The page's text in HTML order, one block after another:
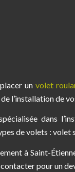
un volet
l’installation de
dans
de volets : volet
à Saint-
pour un